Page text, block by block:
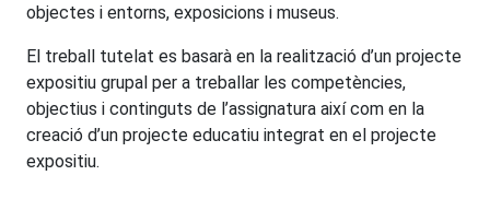
objectes i entorns, exposicions i museus.
El treball tutelat es basarà en la realització d’un projecte
expositiu grupal per a treballar les competències,
objectius i continguts de l’assignatura així com en la
creació d’un projecte educatiu integrat en el projecte
expositiu.